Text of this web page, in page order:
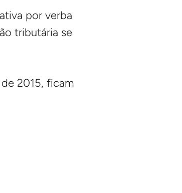
por verba
tributária se
2015, ficam